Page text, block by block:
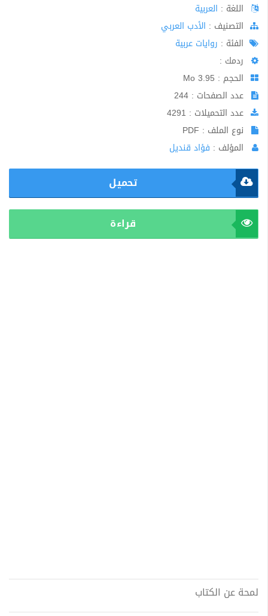
اللغة : العربية
اﻟﺘﺼﻨﻴﻒ : الأدب العربي
الفئة : روايات عربية
ردمك :
الحجم : 3.95 Mo
عدد الصفحات : 244
عدد التحميلات : 4291
نوع الملف : PDF
المؤلف : فؤاد قنديل
تحميل
قراءة
لمحة عن الكتاب